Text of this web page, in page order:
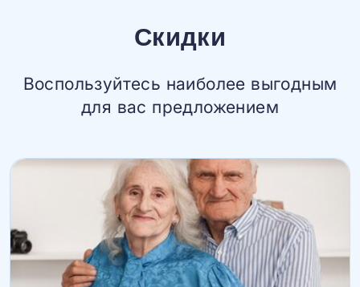
Скидки
Воспользуйтесь наиболее выгодным
для вас предложением